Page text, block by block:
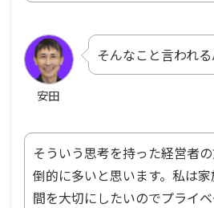
安田
そんなこと言われる
そういう思考を持った経営者
倒的に多いと思います。私は
間を大切にしたいのでプライ